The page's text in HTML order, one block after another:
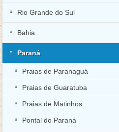
Rio Grande do Sul
Bahia
Paraná
Praias de Paranaguá
Praias de Guaratuba
Praias de Matinhos
Pontal do Paraná